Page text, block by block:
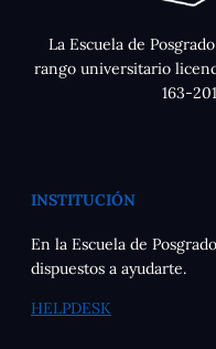
La Escuela de
rango universitario
163-
INSTITUCIÓN
En la Escuela de
dispuestos a ayudarte.
HELPDESK